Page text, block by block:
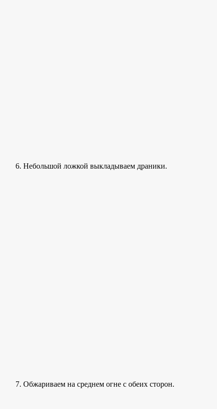
Небольшой ложкой выкладываем драники.
Обжариваем на среднем огне с обеих сторон.